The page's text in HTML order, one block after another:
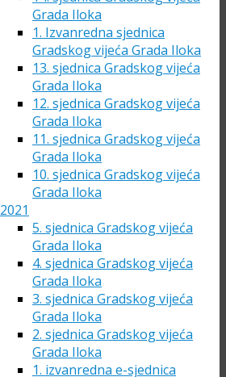
Grada Iloka
1. Izvanredna sjednica
Gradskog vijeća Grada Iloka
13. sjednica Gradskog vijeća
Grada Iloka
12. sjednica Gradskog vijeća
Grada Iloka
11. sjednica Gradskog vijeća
Grada Iloka
10. sjednica Gradskog vijeća
Grada Iloka
2021
5. sjednica Gradskog vijeća
Grada Iloka
4. sjednica Gradskog vijeća
Grada Iloka
3. sjednica Gradskog vijeća
Grada Iloka
2. sjednica Gradskog vijeća
Grada Iloka
1. izvanredna e-sjednica